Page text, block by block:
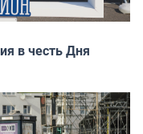
в честь Дня